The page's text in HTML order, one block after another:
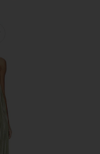
OPERA 가운